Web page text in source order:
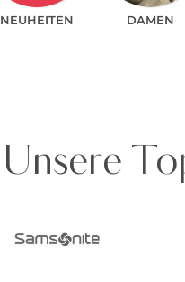
NEUHEITEN DAMEN
Unsere